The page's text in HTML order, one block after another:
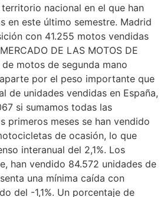
nacional en el que han
en este último semestre. Madrid
con 41.255 motos vendidas
DE LAS MOTOS DE
de motos de segunda mano
por el peso importante que
de unidades vendidas en España,
si sumamos todas las
primeros meses se han vendido
de ocasión, lo que
interanual del 2,1%. Los
han vendido 84.572 unidades de
una mínima caída con
del -1,1%. Un porcentaje de